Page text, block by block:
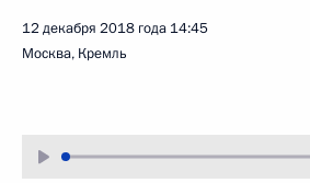
12 декабря 2018 года 14:45
Москва, Кремль